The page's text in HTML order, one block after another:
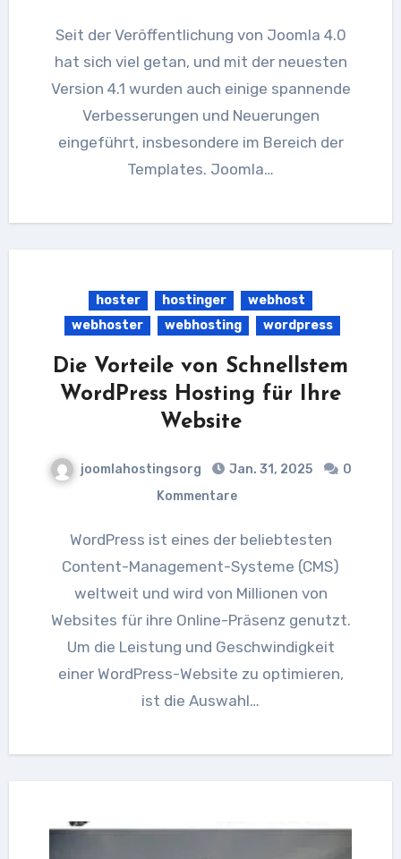
Seit der Veröffentlichung von Joomla 4.0
hat sich viel getan, und mit der neuesten
Version 4.1 wurden auch einige spannende
Verbesserungen und Neuerungen
eingeführt, insbesondere im Bereich der
Templates. Joomla…
hoster hostinger
webhost
webhoster
webhosting wordpress
Die Vorteile von Schnellstem
WordPress Hosting für Ihre
Website
joomlahostingsorg Jan. 31, 2025
0
Kommentare
WordPress ist eines der beliebtesten
Content-Management-Systeme (CMS)
weltweit und wird von Millionen von
Websites für ihre Online-Präsenz genutzt.
Um die Leistung und Geschwindigkeit
einer WordPress-Website zu optimieren,
ist die Auswahl…